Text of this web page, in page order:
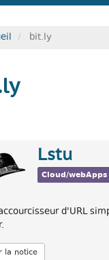
bit.ly
Lstu
Cloud/webApps
d'URL
la notice